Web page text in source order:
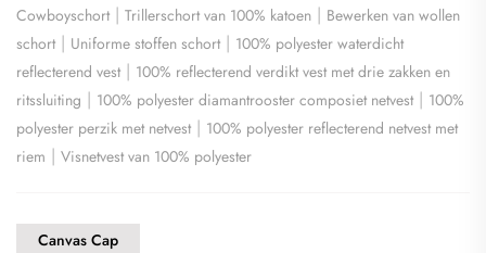
Cowboyschort | Trillerschort van 100% katoen | Bewerken van wollen
schort | Uniforme stoffen schort | 100% polyester waterdicht
reflecterend vest | 100% reflecterend verdikt vest met drie zakken en
ritssluiting | 100% polyester diamantrooster composiet netvest | 100%
polyester perzik met netvest | 100% polyester reflecterend netvest met
riem | Visnetvest van 100% polyester
Canvas Cap